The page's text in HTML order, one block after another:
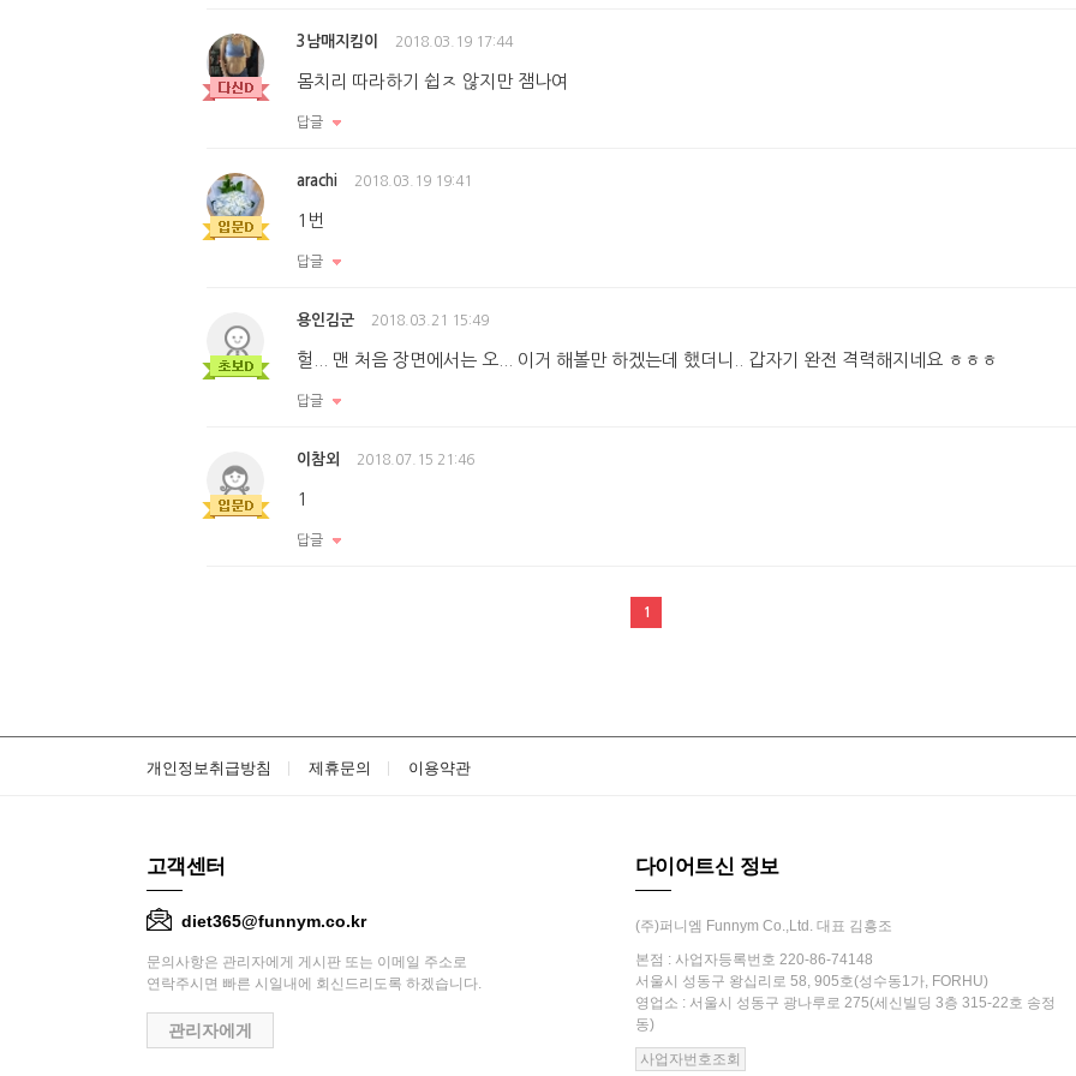
3남매지킴이 2018.03.19 17:44
몸치리 따라하기 쉽ㅈ 않지만 잼나여
답글
arachi 2018.03.19 19:41
1번
답글
용인김군 2018.03.21 15:49
헐... 맨 처음 장면에서는 오... 이거 해볼만 하겠는데 했더니.. 갑자기 완전 격력해지네요 ㅎㅎㅎ
답글
이참외 2018.07.15 21:46
1
답글
1
개인정보취급방침 제휴문의 이용약관
고객센터
diet365@funnym.co.kr
문의사항은 관리자에게 게시판 또는 이메일 주소로
연락주시면 빠른 시일내에 회신드리도록 하겠습니다.
관리자에게
다이어트신 정보
(주)퍼니엠 Funnym Co.,Ltd. 대표 김흥조
본점 : 사업자등록번호 220-86-74148
서울시 성동구 왕십리로 58, 905호(성수동1가, FORHU)
영업소 : 서울시 성동구 광나루로 275(세신빌딩 3층 315-22호 송정
동)
사업자번호조회